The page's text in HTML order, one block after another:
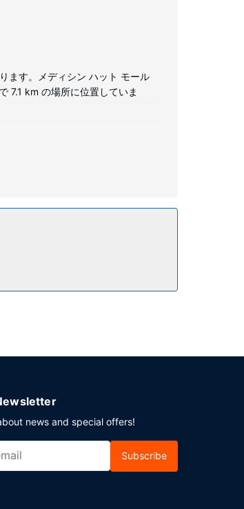
ます。メディシン ハット モール
7.1 km の場所に位置していま
高級寝具が付いています。有線
WiFi (無料)、ギフトショップ /
news and special offers!
Subscribe